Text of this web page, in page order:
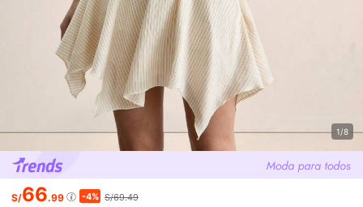
1/8
S/66.99 -4% S/69.49